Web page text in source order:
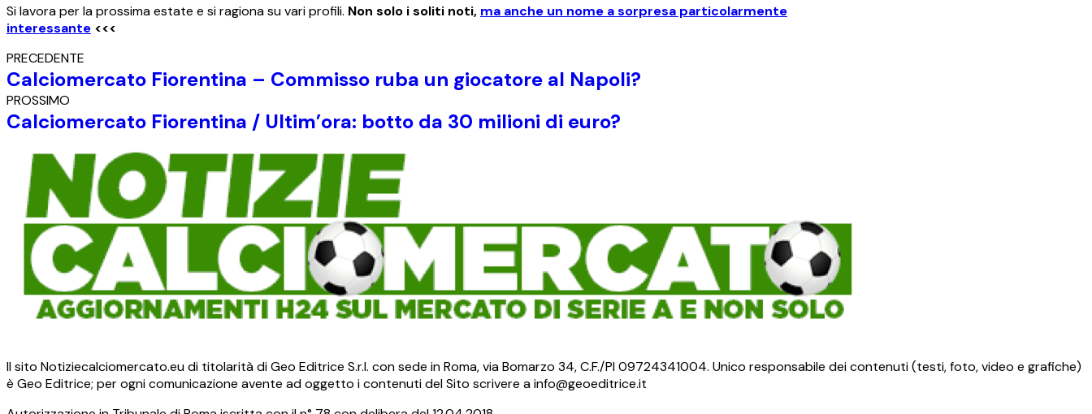
Si lavora per la prossima estate e si ragiona su vari profili. Non solo i soliti noti, ma anche un nome a sorpresa particolarmente
interessante <<<
PRECEDENTE
Calciomercato Fiorentina – Commisso ruba un giocatore al Napoli?
PROSSIMO
Calciomercato Fiorentina / Ultim’ora: botto da 30 milioni di euro?
Il sito Notiziecalciomercato.eu di titolarità di Geo Editrice S.r.l. con sede in Roma, via Bomarzo 34, C.F./PI 09724341004. Unico responsabile dei contenuti (testi, foto, video e grafiche)
è Geo Editrice; per ogni comunicazione avente ad oggetto i contenuti del Sito scrivere a info@geoeditrice.it